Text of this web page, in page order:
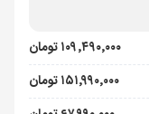
۱۰۹٬۴۹۰٬۰۰۰ تومان
۱۵۱٬۹۹۰٬۰۰۰ تومان